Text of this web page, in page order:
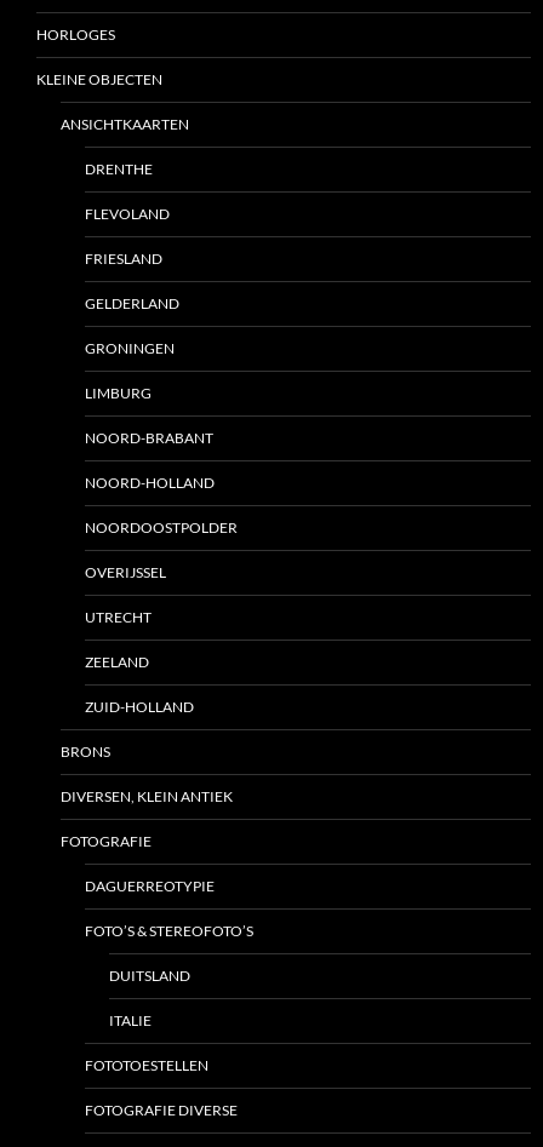
HORLOGES
KLEINE OBJECTEN
ANSICHTKAARTEN
DRENTHE
FLEVOLAND
FRIESLAND
GELDERLAND
GRONINGEN
LIMBURG
NOORD-BRABANT
NOORD-HOLLAND
NOORDOOSTPOLDER
OVERIJSSEL
UTRECHT
ZEELAND
ZUID-HOLLAND
BRONS
DIVERSEN, KLEIN ANTIEK
FOTOGRAFIE
DAGUERREOTYPIE
FOTO’S & STEREOFOTO’S
DUITSLAND
ITALIE
FOTOTOESTELLEN
FOTOGRAFIE DIVERSE